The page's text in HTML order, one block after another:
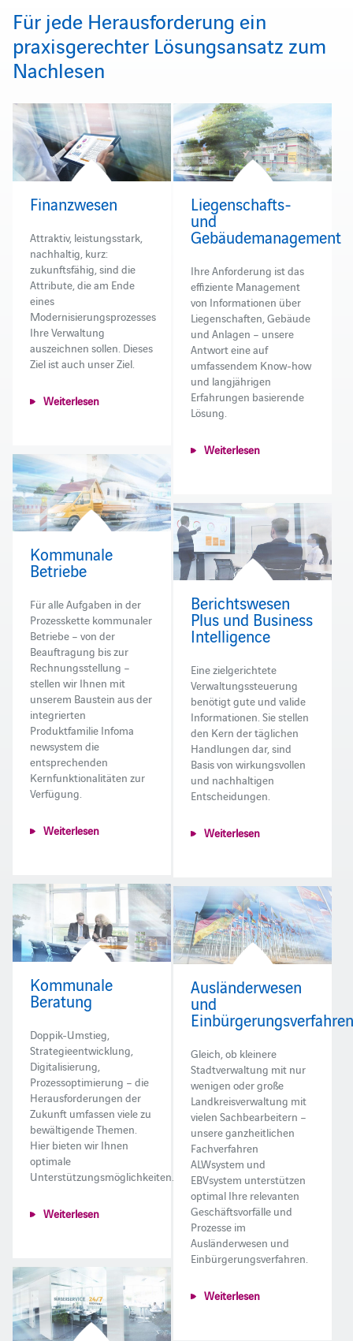
Für jede Herausforderung ein
praxisgerechter Lösungsansatz zum
Nachlesen
Finanzwesen
Attraktiv, leistungsstark,
nachhaltig, kurz:
zukunftsfähig, sind die
Attribute, die am Ende
eines
Modernisierungsprozesses
Ihre Verwaltung
auszeichnen sollen. Dieses
Ziel ist auch unser Ziel.
Weiterlesen
Liegenschafts-
und
Gebäudemanagement
Ihre Anforderung ist das
effiziente Management
von Informationen über
Liegenschaften, Gebäude
und Anlagen – unsere
Antwort eine auf
umfassendem Know-how
und langjährigen
Erfahrungen basierende
Lösung.
Weiterlesen
Kommunale
Betriebe
Für alle Aufgaben in der
Prozesskette kommunaler
Betriebe – von der
Beauftragung bis zur
Rechnungsstellung –
stellen wir Ihnen mit
unserem Baustein aus der
integrierten
Produktfamilie Infoma
newsystem die
entsprechenden
Kernfunktionalitäten zur
Verfügung.
Weiterlesen
Berichtswesen
Plus und Business
Intelligence
Eine zielgerichtete
Verwaltungssteuerung
benötigt gute und valide
Informationen. Sie stellen
den Kern der täglichen
Handlungen dar, sind
Basis von wirkungsvollen
und nachhaltigen
Entscheidungen.
Weiterlesen
Kommunale
Beratung
Doppik-Umstieg,
Strategieentwicklung,
Digitalisierung,
Prozessoptimierung – die
Herausforderungen der
Zukunft umfassen viele zu
bewältigende Themen.
Hier bieten wir Ihnen
optimale
Unterstützungsmöglichkeiten.
Weiterlesen
Ausländerwesen
und
Gleich, ob kleinere
Stadtverwaltung mit nur
wenigen oder große
Landkreisverwaltung mit
vielen Sachbearbeitern –
unsere ganzheitlichen
Fachverfahren
ALWsystem und
EBVsystem unterstützen
optimal Ihre relevanten
Geschäftsvorfälle und
Prozesse im
Ausländerwesen und
Einbürgerungsverfahren.
Weiterlesen